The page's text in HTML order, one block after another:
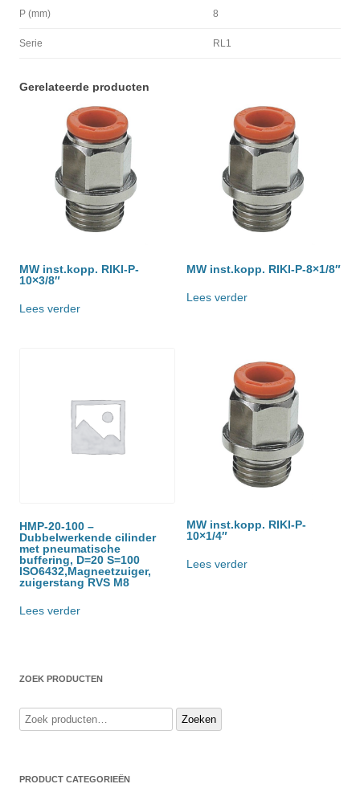
P (mm) 8
Serie RL1
Gerelateerde producten
MW inst.kopp. RIKI-P-
10×3/8″
Lees verder
MW inst.kopp. RIKI-P-8×1/8″
Lees verder
HMP-20-100 –
Dubbelwerkende cilinder
met pneumatische
buffering, D=20 S=100
ISO6432,Magneetzuiger,
zuigerstang RVS M8
Lees verder
MW inst.kopp. RIKI-P-
10×1/4″
Lees verder
ZOEK PRODUCTEN
Zoeken
naar:
Zoeken
PRODUCT CATEGORIEËN